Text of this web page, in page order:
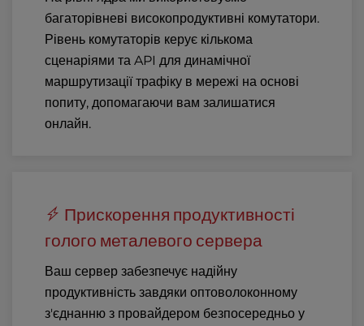
багаторівневі високопродуктивні комутатори.
Рівень комутаторів керує кількома
сценаріями та API для динамічної
маршрутизації трафіку в мережі на основі
попиту, допомагаючи вам залишатися
онлайн.
Прискорення продуктивності
голого металевого сервера
Ваш сервер забезпечує надійну
продуктивність завдяки оптоволоконному
з'єднанню з провайдером безпосередньо у